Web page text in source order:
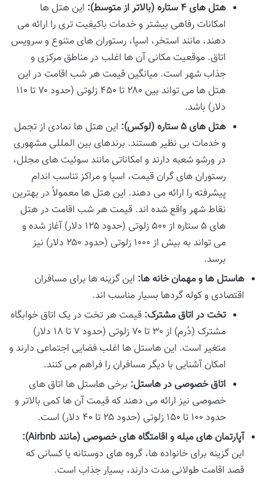
هتل های ۴ ستاره (بالاتر از متوسط):
این هتل ها
امکانات رفاهی بیشتر و خدمات باکیفیت تری را ارائه می
دهند، مانند استخر، اسپا، رستوران های متنوع و سرویس
اتاق. موقعیت مکانی آن ها اغلب در مناطق مرکزی و
جذاب شهر است. میانگین قیمت هر شب اقامت در این
هتل ها می تواند بین ۲۸۰ تا ۴۵۰ زلوتی (حدود ۷۰ تا ۱۱۰
دلار) باشد.
هتل های ۵ ستاره (لوکس):
این هتل ها نمادی از تجمل
و خدمات بی نظیر هستند. برندهای بین المللی مشهوری
در ورشو شعبه دارند و امکاناتی مانند سوئیت های مجلل،
رستوران های گران قیمت، اسپا و مراکز تناسب اندام
پیشرفته را ارائه می دهند. این هتل ها معمولاً در بهترین
نقاط شهر واقع شده اند. قیمت هر شب اقامت در هتل
های ۵ ستاره از ۵۰۰ زلوتی (حدود ۱۲۵ دلار) آغاز شده و
می تواند به بیش از ۱۰۰۰ زلوتی (حدود ۲۵۰ دلار) نیز
برسد.
هاستل ها و مهمان خانه ها: این گزینه ها برای مسافران
اقتصادی و کوله گردها بسیار مناسب اند.
تخت در اتاق مشترک: قیمت هر تخت در یک اتاق خوابگاه
مشترک (دُرم) از ۳۰ تا ۷۰ زلوتی (حدود ۷ تا ۱۸ دلار)
متغیر است. این هاستل ها اغلب فضایی اجتماعی دارند و
امکان آشنایی با دیگر مسافران را فراهم می کنند.
اتاق خصوصی در هاستل: برخی هاستل ها اتاق های
خصوصی نیز ارائه می دهند که قیمت آن ها کمی بالاتر و
حدود ۱۰۰ تا ۱۵۰ زلوتی (حدود ۲۵ تا ۴۰ دلار) است.
آپارتمان های مبله و اقامتگاه های خصوصی (مانند Airbnb):
این گزینه برای خانواده ها، گروه های دوستانه یا کسانی که
قصد اقامت طولانی مدت دارند، بسیار جذاب است.